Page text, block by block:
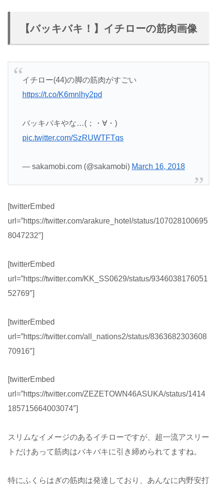
【バッキバキ！】イチローの筋肉画像
イチロー(44)の脚の筋肉がすごい
https://t.co/K6mnlhy2pd
バッキバキやな…(；・∀・)
pic.twitter.com/SzRUWTFTqs
— sakamobi.com (@sakamobi) March 16, 2018
[twitterEmbed
url=”https://twitter.com/arakure_hotel/status/107028100695
8047232″]
[twitterEmbed
url=”https://twitter.com/KK_SS0629/status/9346038176051
52769″]
[twitterEmbed
url=”https://twitter.com/all_nations2/status/8363682303608
70916″]
[twitterEmbed
url=”https://twitter.com/ZEZETOWN46ASUKA/status/1414
185715664003074″]
スリムなイメージのあるイチローですが、超一流アスリー
トだけあって筋肉はバキバキに引き締められてますね。
特にふくらはぎの筋肉は発達しており、あんなに内野安打